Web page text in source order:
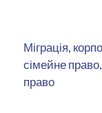
Міграція,
сімейне
право